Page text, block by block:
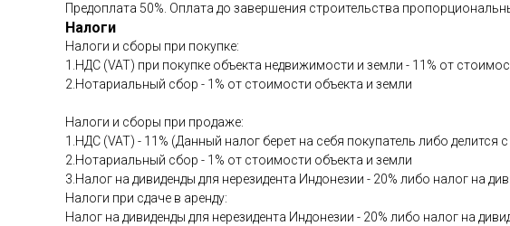
Предоплата 50%. Оплата до завершения строительства
Налоги
Налоги и сборы при покупке:
1.НДС (VAT) при покупке объекта недвижимости и земли - 11% от
2.Нотариальный сбор - 1% от стоимости объекта и земли
Налоги и сборы при продаже:
1.НДС (VAT) - 11% (Данный налог берет на себя покупатель либо делится
2.Нотариальный сбор - 1% от стоимости объекта и земли
3.Налог на дивиденды для нерезидента Индонезии - 20% либо налог на
Налоги при сдаче в аренду:
Налог на дивиденды для нерезидента Индонезии - 20% либо налог на